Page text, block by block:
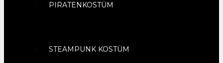
PIRATENKOSTÜM
STEAMPUNK KOSTÜM